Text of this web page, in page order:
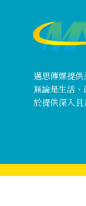
邁思傳媒提供
無論是生活
於提供深入